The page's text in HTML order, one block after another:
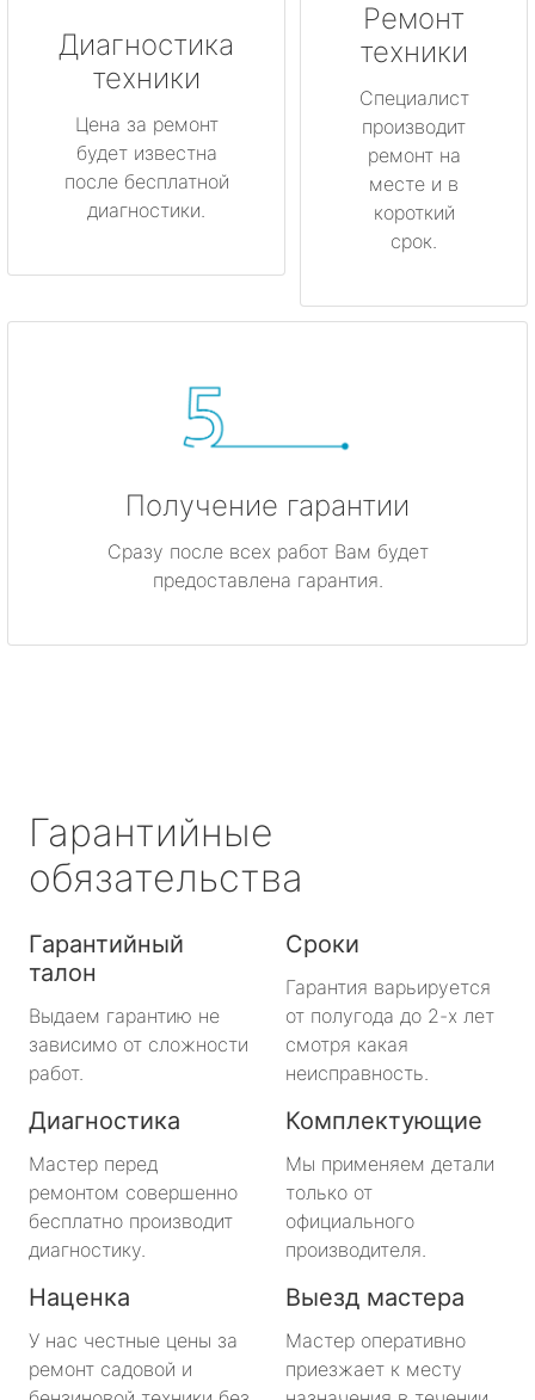
Диагностика
техники
Цена за ремонт
будет известна
после бесплатной
диагностики.
Ремонт
техники
Специалист
производит
ремонт на
месте и в
короткий
срок.
Получение гарантии
Сразу после всех работ Вам будет
предоставлена гарантия.
Гарантийные
обязательства
Гарантийный
талон
Выдаем гарантию не
зависимо от сложности
работ.
Сроки
Гарантия варьируется
от полугода до 2-х лет
смотря какая
неисправность.
Диагностика
Мастер перед
ремонтом совершенно
бесплатно производит
диагностику.
Комплектующие
Мы применяем детали
только от
официального
производителя.
Наценка
У нас честные цены за
ремонт садовой и
Выезд мастера
Мастер оперативно
приезжает к месту